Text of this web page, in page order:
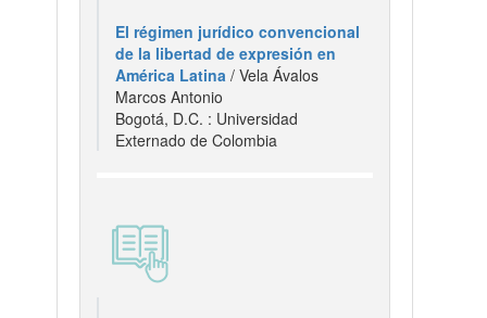
El régimen jurídico convencional
de la libertad de expresión en
América Latina / Vela Ávalos
Marcos Antonio
Bogotá, D.C. : Universidad
Externado de Colombia